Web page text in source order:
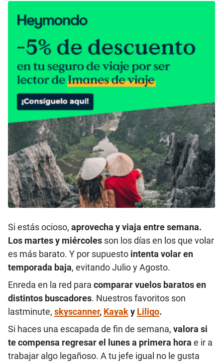
Si estás ocioso, aprovecha y viaja entre semana.
Los martes y miércoles son los días en los que volar
es más barato. Y por supuesto intenta volar en
temporada baja, evitando Julio y Agosto.
Enreda en la red para comparar vuelos baratos en
distintos buscadores. Nuestros favoritos son
lastminute, skyscanner, Kayaky Liligo.
Si haces una escapada de fin de semana, valora si
te compensa regresar el lunes a primera hora e ir a
trabajar algo legañoso. A tu jefe igual no le gusta